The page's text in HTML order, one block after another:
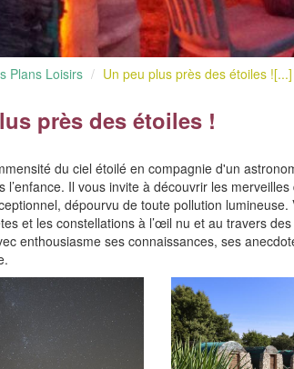
Plans Loisirs Un peu plus près des étoiles ![...]
près des étoiles !
du ciel étoilé en compagnie d'un
l’enfance. Il vous invite à découvrir les merveilles
dépourvu de toute pollution lumineuse.
et les constellations à l’œil nu et au travers
enthousiasme ses connaissances, ses